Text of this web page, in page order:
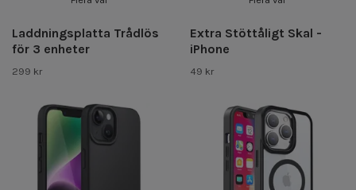
Laddningsplatta Trådlös
för 3 enheter
299 kr
Extra Stöttåligt Skal -
iPhone
49 kr